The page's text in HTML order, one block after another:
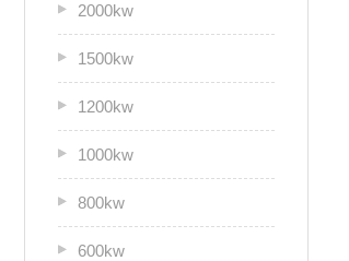
2000kw
1500kw
1200kw
1000kw
800kw
600kw